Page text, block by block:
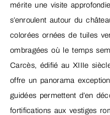
mérite une visite
s’enroulent autour du
colorées ornées de tuiles
ombragées où le temps
Carcès, édifié au XIIIe
offre un panorama
guidées permettent d’en
fortifications aux vestiges